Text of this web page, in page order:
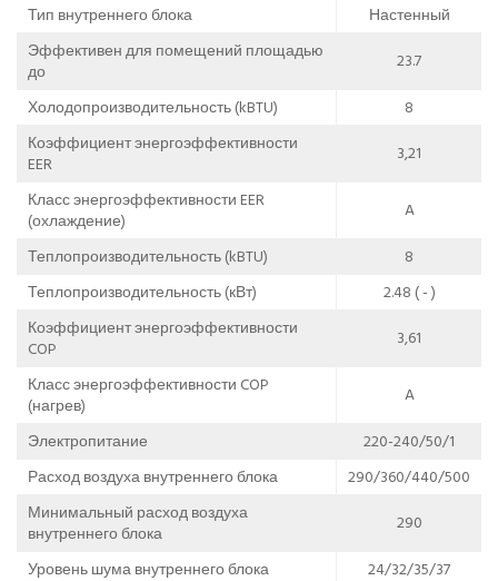
Тип внутреннего блока
Настенный
Эффективен для помещений площадью
до
23.7
Холодопроизводительность (kBTU)
8
Коэффициент энергоэффективности
EER
3,21
Класс энергоэффективности EER
(охлаждение)
A
Теплопроизводительность (kBTU)
8
Теплопроизводительность (кВт)
2.48 ( - )
Коэффициент энергоэффективности
COP
3,61
Класс энергоэффективности COP
(нагрев)
A
Электропитание
220-240/50/1
Расход воздуха внутреннего блока
290/360/440/500
Минимальный расход воздуха
внутреннего блока
290
Уровень шума внутреннего блока
24/32/35/37